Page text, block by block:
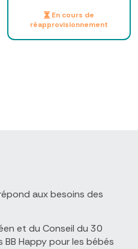
En cours de
réapprovisionnement
aux besoins des
et du Conseil du 30
Happy pour les bébés